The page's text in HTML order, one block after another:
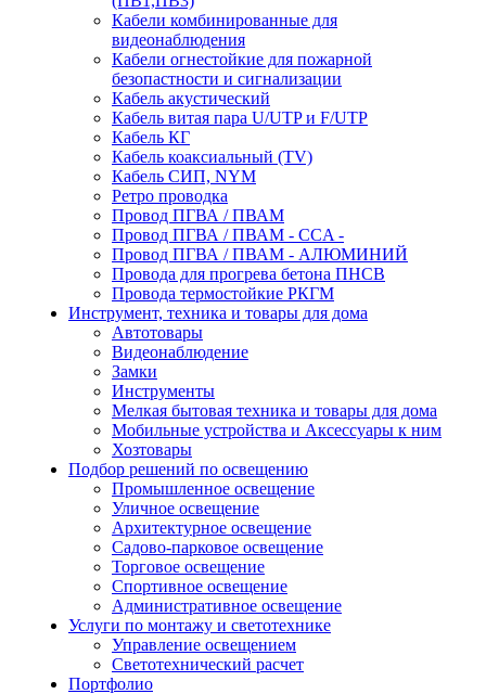
Кабели комбинированные для
видеонаблюдения
Кабели огнестойкие для пожарной
безопастности и сигнализации
Кабель акустический
Кабель витая пара U/UTP и F/UTP
Кабель КГ
Кабель коаксиальный (TV)
Кабель СИП, NYM
Ретро проводка
Провод ПГВА / ПВАМ
Провод ПГВА / ПВАМ - CCA -
Провод ПГВА / ПВАМ - АЛЮМИНИЙ
Провода для прогрева бетона ПНСВ
Провода термостойкие РКГМ
Инструмент, техника и товары для дома
Автотовары
Видеонаблюдение
Замки
Инструменты
Мелкая бытовая техника и товары для дома
Мобильные устройства и Аксессуары к ним
Хозтовары
Подбор решений по освещению
Промышленное освещение
Уличное освещение
Архитектурное освещение
Садово-парковое освещение
Торговое освещение
Спортивное освещение
Административное освещение
Услуги по монтажу и светотехнике
Управление освещением
Светотехнический расчет
Портфолио